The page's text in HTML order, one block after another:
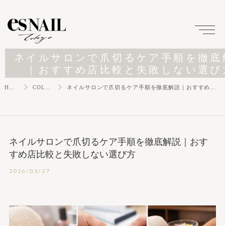
ネイルサロンで爪切るケア手順を徹底
｜おすすめ店比較と失敗しない選び
ネイルサロンで爪切るケア手順を徹底解説｜おす
すめ店比較と失敗しない選び方
2026/05/27